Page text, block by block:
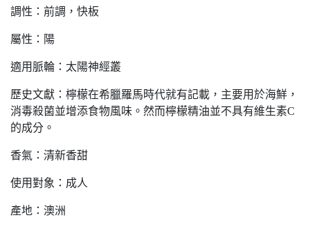
調性：前調，快板
屬性：陽
適用脈輪：太陽神經叢
歷史文獻：檸檬在希臘羅馬時代就有記載，主要用於海鮮，
消毒殺菌並增添食物風味。然而檸檬精油並不具有維生素C
的成分。
香氣：清新香甜
使用對象：成人
產地：澳洲